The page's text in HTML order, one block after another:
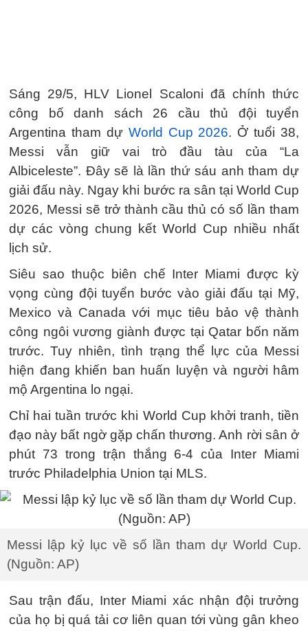
Sáng 29/5, HLV Lionel Scaloni đã chính thức
công bố danh sách 26 cầu thủ đội tuyển
Argentina tham dự World Cup 2026. Ở tuổi 38,
Messi vẫn giữ vai trò đầu tàu của “La
Albiceleste”. Đây sẽ là lần thứ sáu anh tham dự
giải đấu này. Ngay khi bước ra sân tại World Cup
2026, Messi sẽ trở thành cầu thủ có số lần tham
dự các vòng chung kết World Cup nhiều nhất
lịch sử.
Siêu sao thuộc biên chế Inter Miami được kỳ
vọng cùng đội tuyển bước vào giải đấu tại Mỹ,
Mexico và Canada với mục tiêu bảo vệ thành
công ngôi vương giành được tại Qatar bốn năm
trước. Tuy nhiên, tình trạng thể lực của Messi
hiện đang khiến ban huấn luyện và người hâm
mộ Argentina lo ngại.
Chỉ hai tuần trước khi World Cup khởi tranh, tiền
đạo này bất ngờ gặp chấn thương. Anh rời sân ở
phút 73 trong trận thắng 6-4 của Inter Miami
trước Philadelphia Union tại MLS.
Messi lập kỷ lục về số lần tham dự World Cup.
(Nguồn: AP)
Sau trận đấu, Inter Miami xác nhận đội trưởng
của họ bị quá tải cơ liên quan tới vùng gân kheo